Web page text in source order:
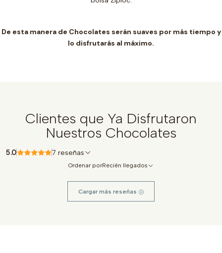
De esta manera de Chocolates serán suaves por más tiempo y
lo disfrutarás al máximo.
Clientes que Ya Disfrutaron
Nuestros Chocolates
5.0 7 reseñas
Ordenar porRecién llegados
Cargar más reseñas